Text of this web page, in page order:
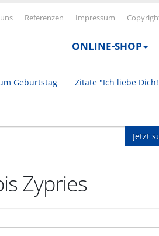
Referenzen Impressum
ONLINE-SHOP
Geburtstag Zitate "Ich liebe
Jetzt
Zypries